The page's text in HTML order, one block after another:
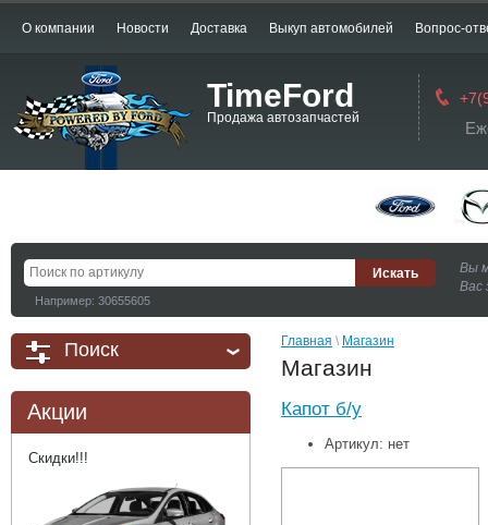
О компании Новости Доставка Выкуп автомобилей Вопрос-
TimeFord
Продажа автозапчастей
Например: 30655605
Вы
Вас
Поиск
Акции
Скидки!!!
Главная \ Магазин
Магазин
Капот б/у
Артикул: нет